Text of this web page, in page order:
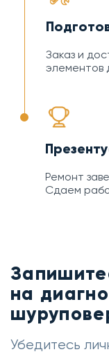
Заказ и
элементов
Ремонт
Сдаем
на
Убедитесь